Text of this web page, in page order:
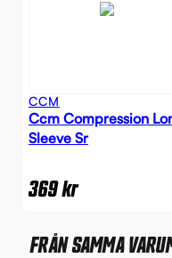
CCM
Ccm Compression
Sleeve Sr
369kr
FRÅN SAMMA